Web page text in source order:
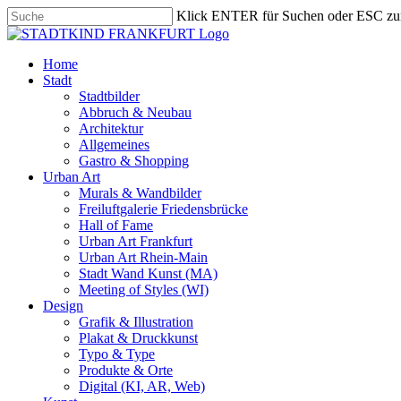
Skip
to
content
Klick ENTER für Suchen oder ESC
Close
search
Menu
Home
Stadt
Stadtbilder
Abbruch & Neubau
Architektur
Allgemeines
Gastro & Shopping
Urban Art
Murals & Wandbilder
Freiluftgalerie Friedensbrücke
Hall of Fame
Urban Art Frankfurt
Urban Art Rhein-Main
Stadt Wand Kunst (MA)
Meeting of Styles (WI)
Design
Grafik & Illustration
Plakat & Druckkunst
Typo & Type
Produkte & Orte
Digital (KI, AR, Web)